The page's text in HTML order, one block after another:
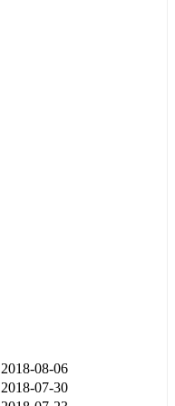
2018-08-06
2018-07-30